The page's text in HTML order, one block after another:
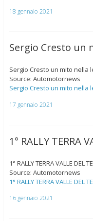
18 gennaio 2021
Sergio Cresto un
Sergio Cresto un mito nella
Source: Automotornews
Sergio Cresto un mito nella
17 gennaio 2021
1° RALLY TERRA
1° RALLY TERRA VALLE DEL
Source: Automotornews
1° RALLY TERRA VALLE DEL
16 gennaio 2021